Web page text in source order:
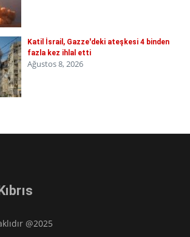
Katil İsrail, Gazze'deki ateşkesi 4 binden
fazla kez ihlal etti
Ağustos 8, 2026
@2025